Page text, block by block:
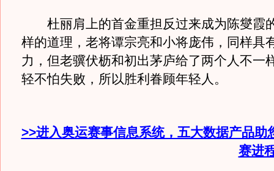
杜丽肩上的首金重担反过来成为陈燮霞
样的道理，老将谭宗亮和小将庞伟，同样具
力，但老骥伏枥和初出茅庐给了两个人不一
轻不怕失败，所以胜利眷顾年轻人。
>>进入奥运赛事信息系统，五大数据产品助
赛进